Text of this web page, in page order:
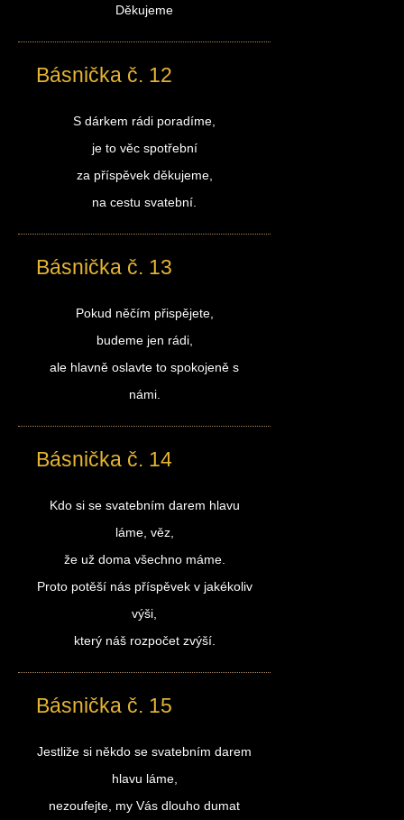
Děkujeme
Básnička č. 12
S dárkem rádi poradíme,
je to věc spotřební
za příspěvek děkujeme,
na cestu svatební.
Básnička č. 13
Pokud něčím přispějete,
budeme jen rádi,
ale hlavně oslavte to spokojeně s
námi.
Básnička č. 14
Kdo si se svatebním darem hlavu
láme, věz,
že už doma všechno máme.
Proto potěší nás příspěvek v jakékoliv
výši,
který náš rozpočet zvýší.
Básnička č. 15
Jestliže si někdo se svatebním darem
hlavu láme,
nezoufejte, my Vás dlouho dumat